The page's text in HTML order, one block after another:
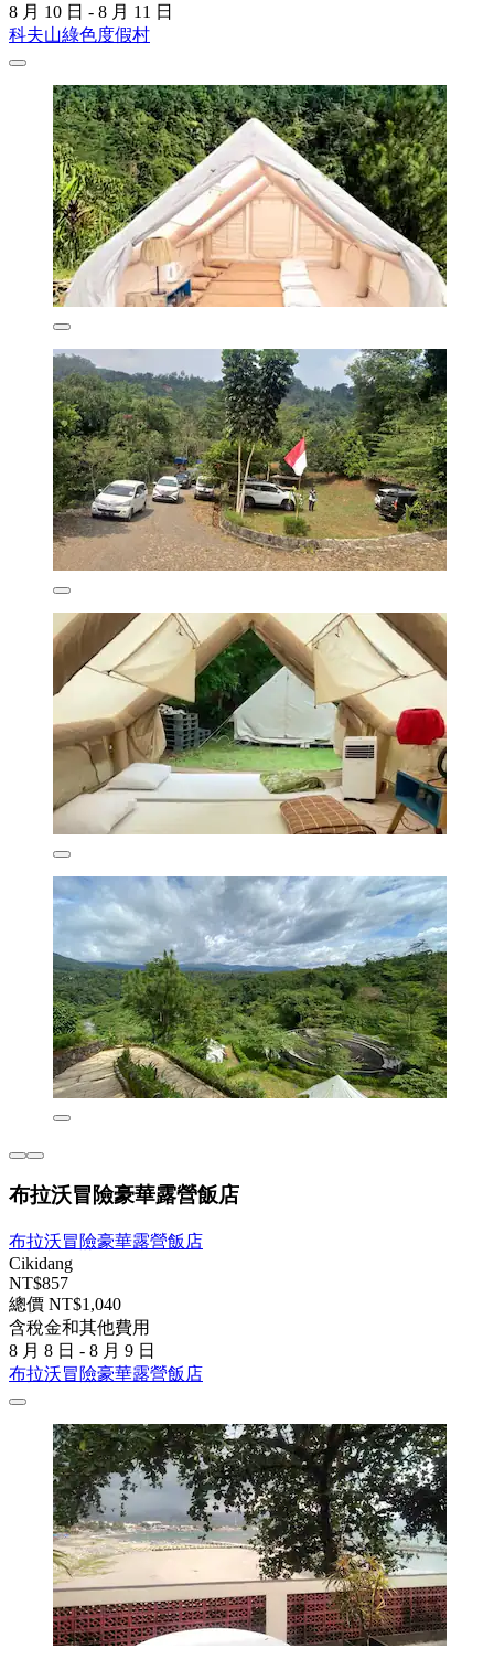
8 月 10 日 - 8 月 11 日
科夫山綠色度假村
布拉沃冒險豪華露營飯店
布拉沃冒險豪華露營飯店
Cikidang
NT$857
總價 NT$1,040
含稅金和其他費用
8 月 8 日 - 8 月 9 日
布拉沃冒險豪華露營飯店